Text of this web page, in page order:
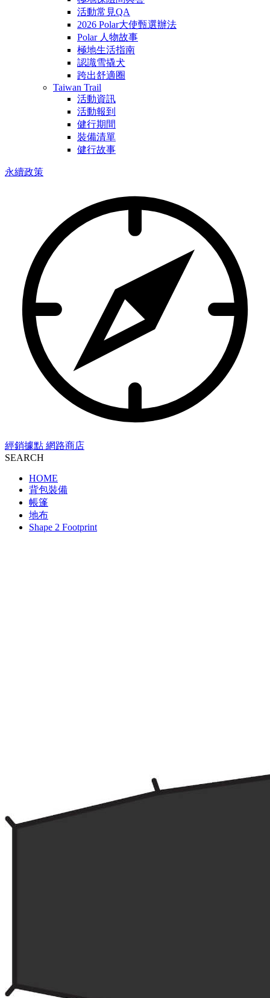
活動常見QA
2026 Polar大使甄選辦法
Polar 人物故事
極地生活指南
認識雪撬犬
跨出舒適圈
Taiwan Trail
活動資訊
活動報到
健行期間
裝備清單
健行故事
永續政策
經銷據點 網路商店
SEARCH
HOME
背包裝備
帳篷
地布
Shape 2 Footprint